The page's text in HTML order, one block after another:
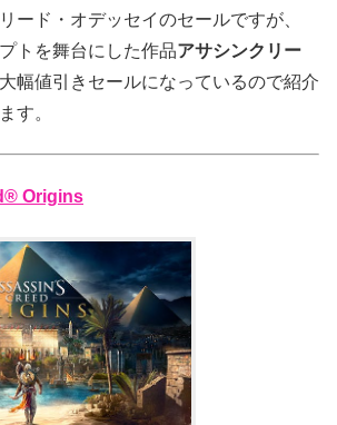
ード・オデッセイのセールですが、
トを舞台にした作品アサシンクリー
幅値引きセールになっているので紹介
す。
Origins